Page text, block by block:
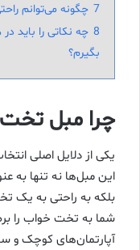
7 چگونه می‌توانم
8 چه نکاتی را باید
بگیرم؟
چرا مبل
یکی از دلایل اصلی
این مبل‌ها نه تنها به
بلکه به راحتی به یک
شما به تخت خواب را
آپارتمان‌های کوچک و